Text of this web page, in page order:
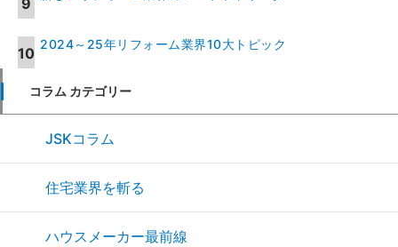
2024～25年リフォーム業界10大トピック
コラム カテゴリー
JSKコラム
住宅業界を斬る
ハウスメーカー最前線